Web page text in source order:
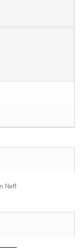
Neff